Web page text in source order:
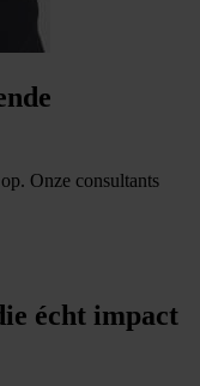
Onze consultants
écht impact